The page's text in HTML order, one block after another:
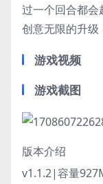
过一个回合都会
创意无限的升级
游戏视频
游戏截图
版本介绍
v1.1.2|容量